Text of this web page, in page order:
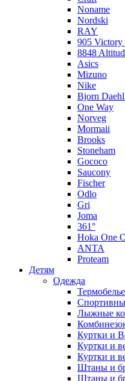
Noname
Nordski
RAY
905 Victory
8848
Asics
Mizuno
Nike
Bjorn
One Way
Norveg
Mormaii
Brooks
Stoneham
Gococo
Saucony
Fischer
Odlo
Gri
Joma
361°
Hoka One
ANTA
Proteam
Детям
Одежда
Термобелье
Лыжные
Куртки и
Куртки и
Куртки и
Штаны и
Штаны и